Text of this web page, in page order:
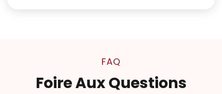
FAQ
Foire Aux Questions